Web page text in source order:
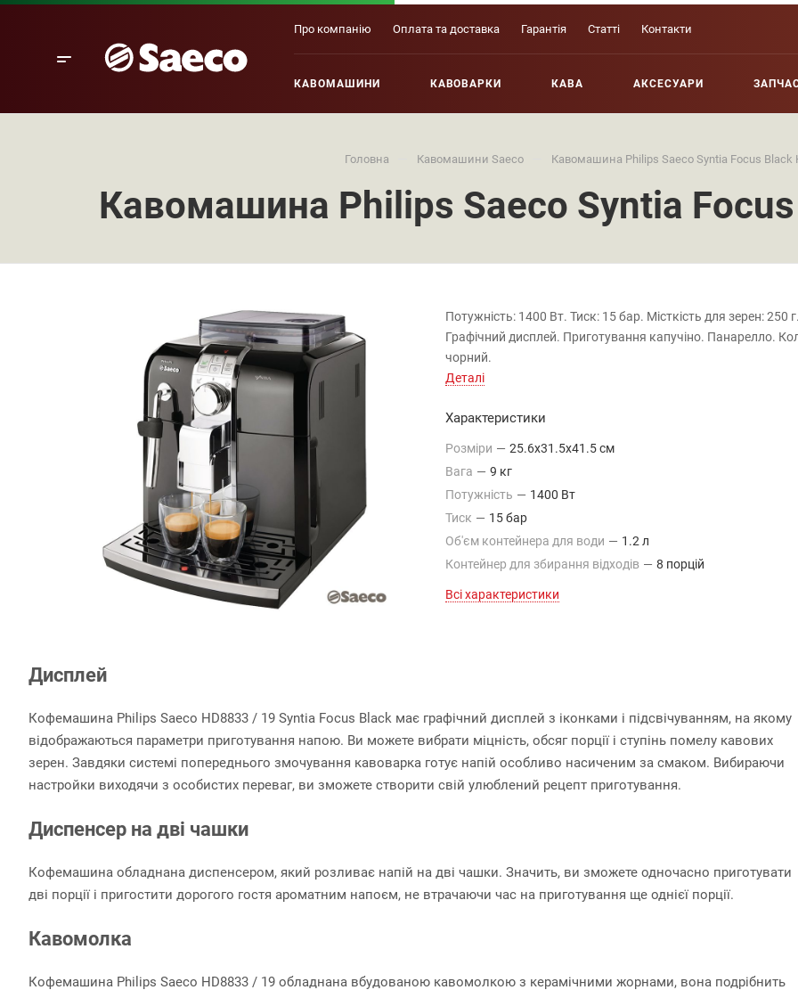
Про компанію Оплата та доставка Гарантія Статті Контакти
КАВОМАШИНИ КАВОВАРКИ КАВА АКСЕСУАРИ
Головна Кавомашини Saeco Кавомашина Philips Saeco Syntia Focus Black
Кавомашина Philips Saeco Syntia
Потужність: 1400 Вт. Тиск: 15 бар. Місткість для зерен: 250
Графічний дисплей. Приготування капучіно. Панарелло.
чорний.
Деталі
Характеристики
Розміри — 25.6x31.5x41.5 см
Вага — 9 кг
Потужність — 1400 Вт
Тиск — 15 бар
Об'єм контейнера для води — 1.2 л
Контейнер для збирання відходів — 8 порцій
Всі характеристики
Дисплей
Кофемашина Philips Saeco HD8833 / 19 Syntia Focus Black має графічний дисплей з іконками і підсвічуванням, на якому
відображаються параметри приготування напою. Ви можете вибрати міцність, обсяг порції і ступінь помелу кавових
зерен. Завдяки системі попереднього змочування кавоварка готує напій особливо насиченим за смаком. Вибираючи
настройки виходячи з особистих переваг, ви зможете створити свій улюблений рецепт приготування.
Диспенсер на дві чашки
Кофемашина обладнана диспенсером, який розливає напій на дві чашки. Значить, ви зможете одночасно приготувати
дві порції і пригостити дорогого гостя ароматним напоєм, не втрачаючи час на приготування ще однієї порції.
Кавомолка
Кофемашина Philips Saeco HD8833 / 19 обладнана вбудованою кавомолкою з керамічними жорнами, вона подрібнить